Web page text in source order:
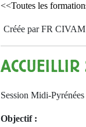
<<Toutes les
Créée par FR
Session Midi-
Objectif :